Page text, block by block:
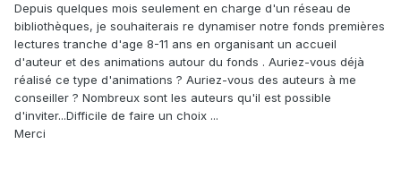
Depuis quelques mois seulement en charge d'un réseau de
bibliothèques, je souhaiterais re dynamiser notre fonds premières
lectures tranche d'age 8-11 ans en organisant un accueil
d'auteur et des animations autour du fonds . Auriez-vous déjà
réalisé ce type d'animations ? Auriez-vous des auteurs à me
conseiller ? Nombreux sont les auteurs qu'il est possible
d'inviter...Difficile de faire un choix ...
Merci